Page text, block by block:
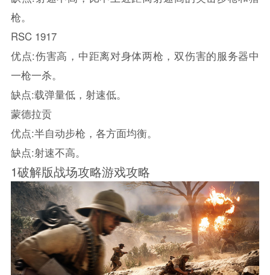
枪。
RSC 1917
优点:伤害高，中距离对身体两枪，双伤害的服务器中
一枪一杀。
缺点:载弹量低，射速低。
蒙德拉贡
优点:半自动步枪，各方面均衡。
缺点:射速不高。
1破解版战场攻略游戏攻略